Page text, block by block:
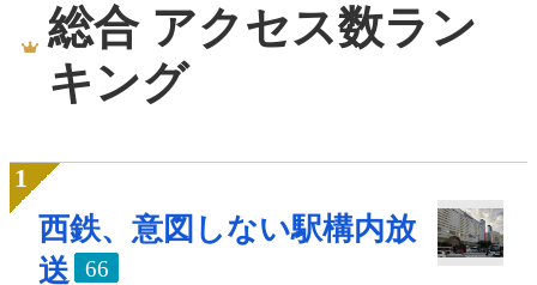
総合 アクセス数ラン
キング
西鉄、意図しない駅構内放
送
66